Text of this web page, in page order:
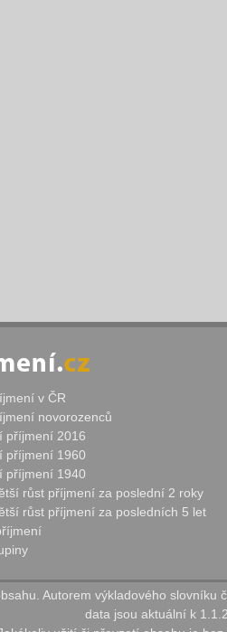
v ČR
novorozenců
příjmení 2016
příjmení 1960
příjmení 1940
růst příjmení za poslední 2 roky
růst příjmení za posledních 5 let
Autorem výkladového slovníku
data jsou aktuální k